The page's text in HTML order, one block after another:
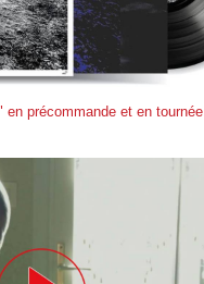
en précommande et en tournée